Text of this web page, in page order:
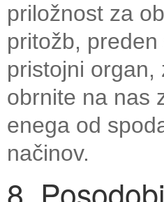
priložnost za
pritožb,
pristojni organ,
obrnite na nas
enega od
načinov.
8.